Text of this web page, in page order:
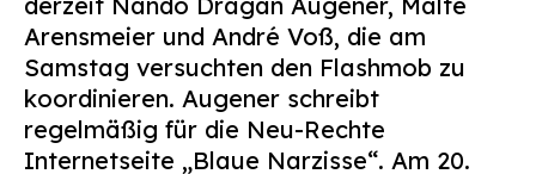
Arensmeier und André Voß, die am
Samstag versuchten den Flashmob zu
koordinieren. Augener schreibt
regelmäßig für die Neu-Rechte
Internetseite „Blaue Narzisse“. Am 20.